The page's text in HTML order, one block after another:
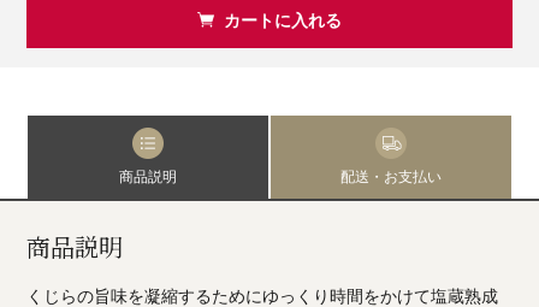
カートに入れる
商品説明 配送・お支払い
商品説明
くじらの旨味を凝縮するためにゆっくり時間をかけて塩蔵熟成